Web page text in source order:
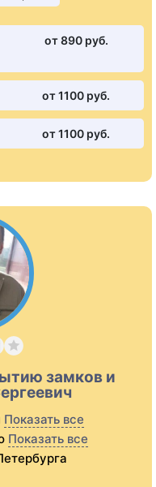
от 890 pуб.
от 1100 pуб.
от 1100 pуб.
замков и
Показать все
Показать все